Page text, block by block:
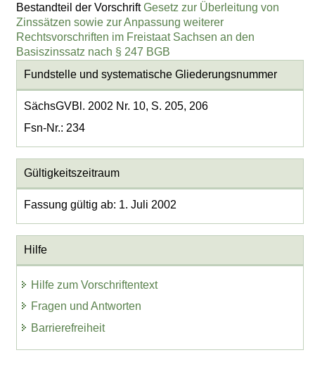
Bestandteil der VorschriftGesetz zur Überleitung von
Zinssätzen sowie zur Anpassung weiterer
Rechtsvorschriften im Freistaat Sachsen an den
Basiszinssatz nach § 247 BGB
Fundstelle und systematische Gliederungsnummer
SächsGVBl. 2002 Nr. 10, S. 205, 206
Fsn-Nr.: 234
Gültigkeitszeitraum
Fassung gültig ab: 1. Juli 2002
Hilfe
Hilfe zum Vorschriftentext
Fragen und Antworten
Barrierefreiheit